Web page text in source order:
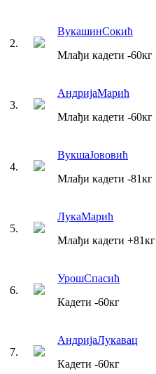
2.
ВукашинСокић
Млађи кадети -60кг
3.
АндријаМарић
Млађи кадети -60кг
4.
ВукшаЈововић
Млађи кадети -81кг
5.
ЛукаМарић
Млађи кадети +81кг
6.
УрошСпасић
Кадети -60кг
7.
АндријаЛукавац
Кадети -60кг